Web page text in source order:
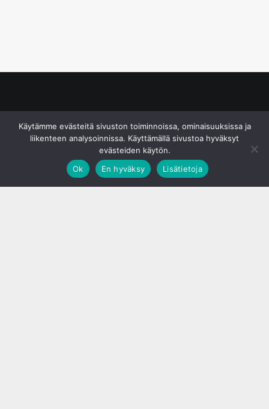
Käytämme evästeitä sivuston toiminnoissa, ominaisuuksissa ja
liikenteen analysoinnissa. Käyttämällä sivustoa hyväksyt
evästeiden käytön.
Ok
En hyväksy Lisätietoja